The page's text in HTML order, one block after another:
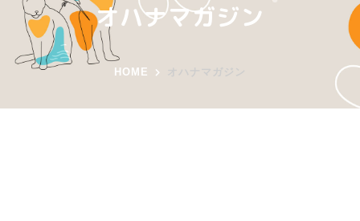
オハナマガジン
HOME